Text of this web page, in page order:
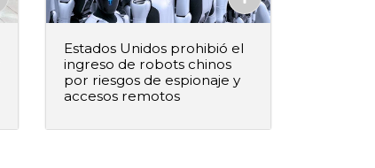
– +
Agregar al pedido
Estados Unidos prohibió el
ingreso de robots chinos
por riesgos de espionaje y
accesos remotos